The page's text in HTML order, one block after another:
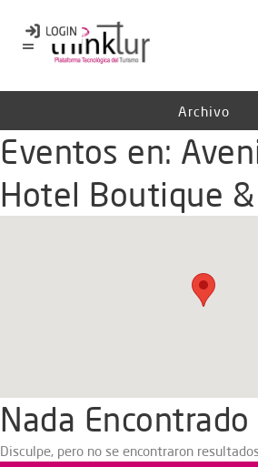
Archivo
Eventos en:
Hotel Boutique &
Nada Encontrado
Disculpe, pero no se encontraron